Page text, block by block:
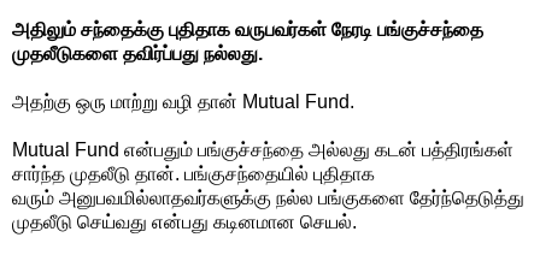
அதிலும் சந்தைக்கு புதிதாக வருபவர்கள் நேரடி பங்குச்சந்தை
முதலீடுகளை தவிர்ப்பது நல்லது.
அதற்கு ஒரு மாற்று வழி தான் Mutual Fund.
Mutual Fund என்பதும் பங்குச்சந்தை அல்லது கடன் பத்திரங்கள்
சார்ந்த முதலீடு தான். பங்குசந்தையில் புதிதாக
வரும் அனுபவமில்லாதவர்களுக்கு நல்ல பங்குகளை தேர்ந்தெடுத்து
முதலீடு செய்வது என்பது கடினமான செயல்.